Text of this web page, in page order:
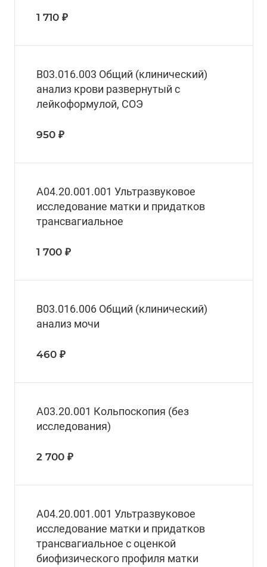
1 710 ₽
B03.016.003 Общий (клинический)
анализ крови развернутый с
лейкоформулой, СОЭ
950 ₽
A04.20.001.001 Ультразвуковое
исследование матки и придатков
трансвагиальное
1 700 ₽
В03.016.006 Общий (клинический)
анализ мочи
460 ₽
А03.20.001 Кольпоскопия (без
исследования)
2 700 ₽
A04.20.001.001 Ультразвуковое
исследование матки и придатков
трансвагиальное с оценкой
биофизического профиля матки